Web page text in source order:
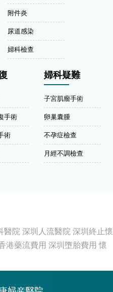
附件炎
尿道感染
婦科檢查
手術
術
婦科疑難
子宮肌瘤手術
卵巢囊腫
不孕症檢查
月經不調檢查
醫院深圳人流醫院深圳終止懷
港藥流費用 深圳墮胎費用 懷